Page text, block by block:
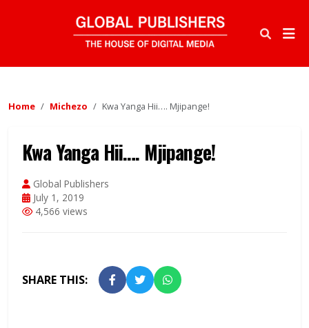
Home Michezo Kwa Yanga Hii…. Mjipange!
Kwa Yanga Hii…. Mjipange!
Global Publishers
July 1, 2019
4,566 views
SHARE THIS: